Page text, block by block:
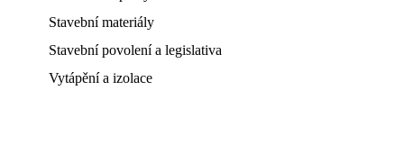
Stavební materiály
Stavební povolení a legislativa
Vytápění a izolace